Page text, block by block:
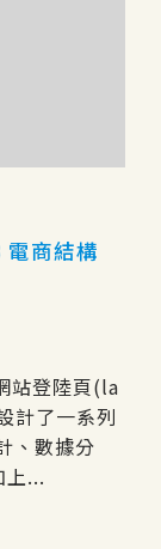
商結構
站登陸頁(la
計了一系列
、數據分
上...